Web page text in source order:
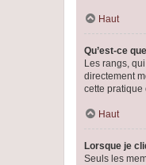
Haut
Qu’est-ce
Les rangs,
directement
cette pratique
Haut
Lorsque je
Seuls les